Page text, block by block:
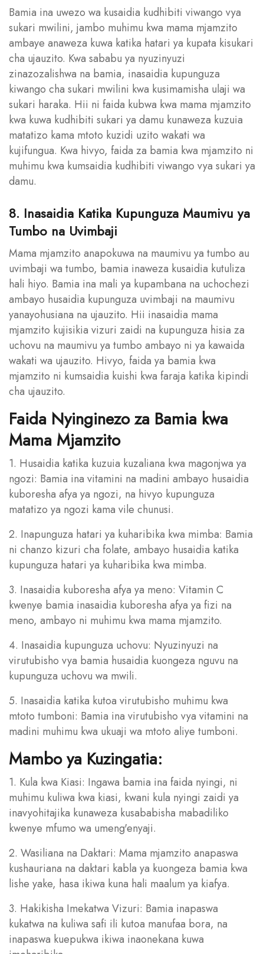
Bamia ina uwezo wa kusaidia kudhibiti viwango vya
sukari mwilini, jambo muhimu kwa mama mjamzito
ambaye anaweza kuwa katika hatari ya kupata kisukari
cha ujauzito. Kwa sababu ya nyuzinyuzi
zinazozalishwa na bamia, inasaidia kupunguza
kiwango cha sukari mwilini kwa kusimamisha ulaji wa
sukari haraka. Hii ni faida kubwa kwa mama mjamzito
kwa kuwa kudhibiti sukari ya damu kunaweza kuzuia
matatizo kama mtoto kuzidi uzito wakati wa
kujifungua. Kwa hivyo, faida za bamia kwa mjamzito ni
muhimu kwa kumsaidia kudhibiti viwango vya sukari ya
damu.
8. Inasaidia Katika Kupunguza Maumivu ya
Tumbo na Uvimbaji
Mama mjamzito anapokuwa na maumivu ya tumbo au
uvimbaji wa tumbo, bamia inaweza kusaidia kutuliza
hali hiyo. Bamia ina mali ya kupambana na uchochezi
ambayo husaidia kupunguza uvimbaji na maumivu
yanayohusiana na ujauzito. Hii inasaidia mama
mjamzito kujisikia vizuri zaidi na kupunguza hisia za
uchovu na maumivu ya tumbo ambayo ni ya kawaida
wakati wa ujauzito. Hivyo, faida ya bamia kwa
mjamzito ni kumsaidia kuishi kwa faraja katika kipindi
cha ujauzito.
Faida Nyinginezo za Bamia kwa
Mama Mjamzito
1. Husaidia katika kuzuia kuzaliana kwa magonjwa ya
ngozi: Bamia ina vitamini na madini ambayo husaidia
kuboresha afya ya ngozi, na hivyo kupunguza
matatizo ya ngozi kama vile chunusi.
2. Inapunguza hatari ya kuharibika kwa mimba: Bamia
ni chanzo kizuri cha folate, ambayo husaidia katika
kupunguza hatari ya kuharibika kwa mimba.
3. Inasaidia kuboresha afya ya meno: Vitamin C
kwenye bamia inasaidia kuboresha afya ya fizi na
meno, ambayo ni muhimu kwa mama mjamzito.
4. Inasaidia kupunguza uchovu: Nyuzinyuzi na
virutubisho vya bamia husaidia kuongeza nguvu na
kupunguza uchovu wa mwili.
5. Inasaidia katika kutoa virutubisho muhimu kwa
mtoto tumboni: Bamia ina virutubisho vya vitamini na
madini muhimu kwa ukuaji wa mtoto aliye tumboni.
Mambo ya Kuzingatia:
1. Kula kwa Kiasi: Ingawa bamia ina faida nyingi, ni
muhimu kuliwa kwa kiasi, kwani kula nyingi zaidi ya
inavyohitajika kunaweza kusababisha mabadiliko
kwenye mfumo wa umeng'enyaji.
2. Wasiliana na Daktari: Mama mjamzito anapaswa
kushauriana na daktari kabla ya kuongeza bamia kwa
lishe yake, hasa ikiwa kuna hali maalum ya kiafya.
3. Hakikisha Imekatwa Vizuri: Bamia inapaswa
kukatwa na kuliwa safi ili kutoa manufaa bora, na
inapaswa kuepukwa ikiwa inaonekana kuwa